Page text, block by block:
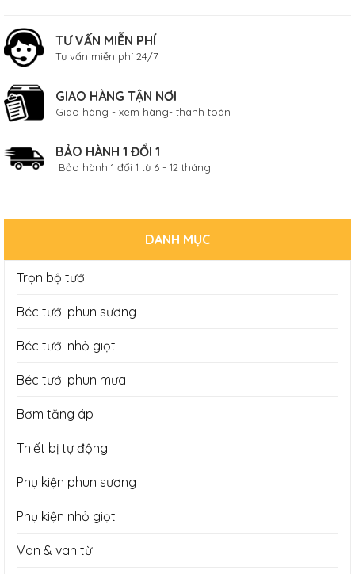
TƯ VẤN MIỄN PHÍ
Tư vấn miễn phí 24/7
GIAO HÀNG TẬN NƠI
Giao hàng - xem hàng- thanh toán
BẢO HÀNH 1 ĐỔI 1
Bảo hành 1 đổi 1 từ 6 - 12 tháng
DANH MỤC
Trọn bộ tưới
Béc tưới phun sương
Béc tưới nhỏ giọt
Béc tưới phun mưa
Bơm tăng áp
Thiết bị tự động
Phụ kiện phun sương
Phụ kiện nhỏ giọt
Van & van từ